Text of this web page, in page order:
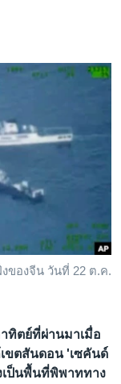
งของจีน วันที่ 22 ต.ค.
ทิตย์ที่ผ่านมาเมื่อ
ขตสันดอน 'เซคันด์
เป็นพื้นที่พิพาททาง